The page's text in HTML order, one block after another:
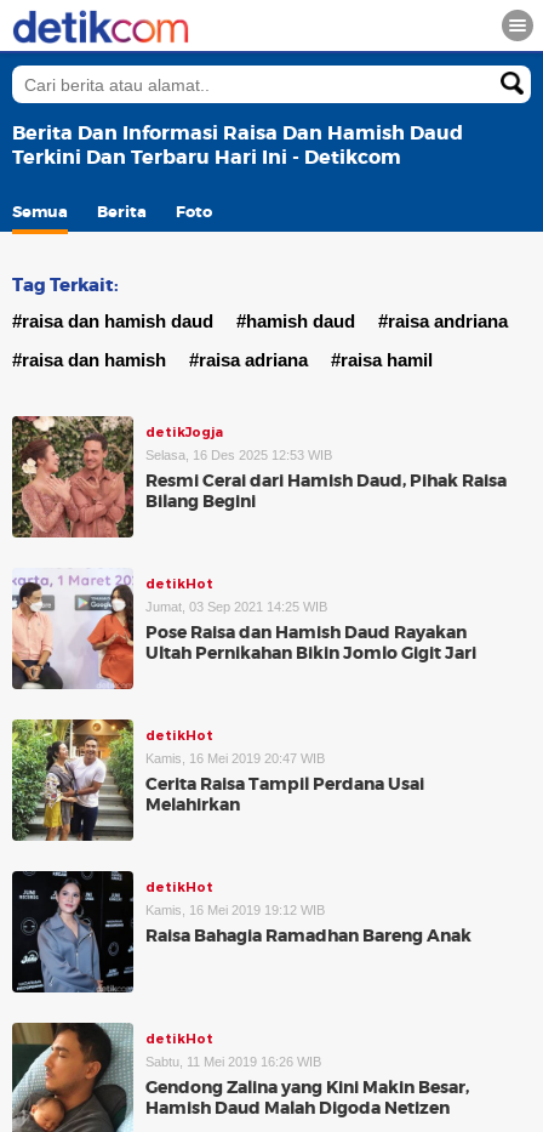
Berita Dan Informasi Raisa Dan Hamish Daud
Terkini Dan Terbaru Hari Ini - Detikcom
Semua Berita Foto
Tag Terkait:
#raisa dan hamish daud #hamish daud
#raisa andriana
#raisa dan hamish
#raisa adriana #raisa hamil
detikJogja
Selasa, 16 Des 2025 12:53 WIB
Resmi Cerai dari Hamish Daud, Pihak Raisa
Bilang Begini
detikHot
Jumat, 03 Sep 2021 14:25 WIB
Pose Raisa dan Hamish Daud Rayakan
Ultah Pernikahan Bikin Jomlo Gigit Jari
detikHot
Kamis, 16 Mei 2019 20:47 WIB
Cerita Raisa Tampil Perdana Usai
Melahirkan
detikHot
Kamis, 16 Mei 2019 19:12 WIB
Raisa Bahagia Ramadhan Bareng Anak
detikHot
Sabtu, 11 Mei 2019 16:26 WIB
Gendong Zalina yang Kini Makin Besar,
Hamish Daud Malah Digoda Netizen